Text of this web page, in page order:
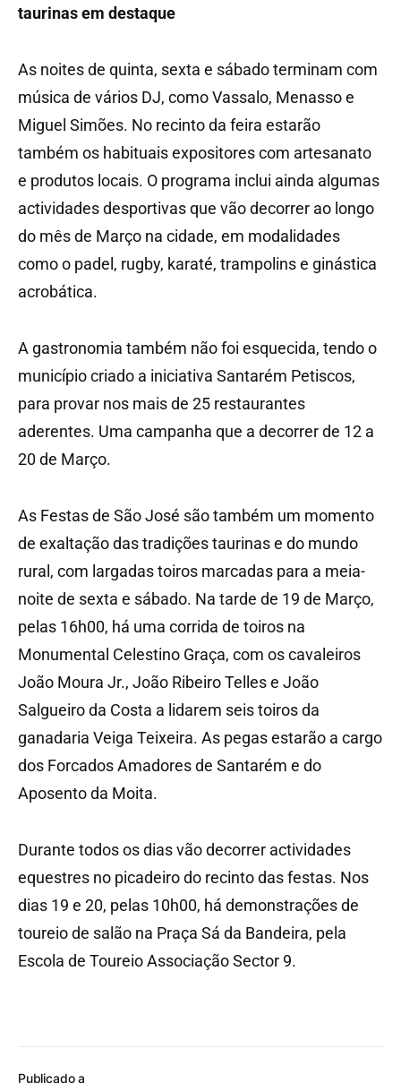
Publicado a
taurinas em destaque
As noites de quinta, sexta e sábado terminam com
música de vários DJ, como Vassalo, Menasso e
Miguel Simões. No recinto da feira estarão
também os habituais expositores com artesanato
e produtos locais. O programa inclui ainda algumas
actividades desportivas que vão decorrer ao longo
do mês de Março na cidade, em modalidades
como o padel, rugby, karaté, trampolins e ginástica
acrobática.
A gastronomia também não foi esquecida, tendo o
município criado a iniciativa Santarém Petiscos,
para provar nos mais de 25 restaurantes
aderentes. Uma campanha que a decorrer de 12 a
20 de Março.
As Festas de São José são também um momento
de exaltação das tradições taurinas e do mundo
rural, com largadas toiros marcadas para a meia-
noite de sexta e sábado. Na tarde de 19 de Março,
pelas 16h00, há uma corrida de toiros na
Monumental Celestino Graça, com os cavaleiros
João Moura Jr., João Ribeiro Telles e João
Salgueiro da Costa a lidarem seis toiros da
ganadaria Veiga Teixeira. As pegas estarão a cargo
dos Forcados Amadores de Santarém e do
Aposento da Moita.
Durante todos os dias vão decorrer actividades
equestres no picadeiro do recinto das festas. Nos
dias 19 e 20, pelas 10h00, há demonstrações de
toureio de salão na Praça Sá da Bandeira, pela
Escola de Toureio Associação Sector 9.